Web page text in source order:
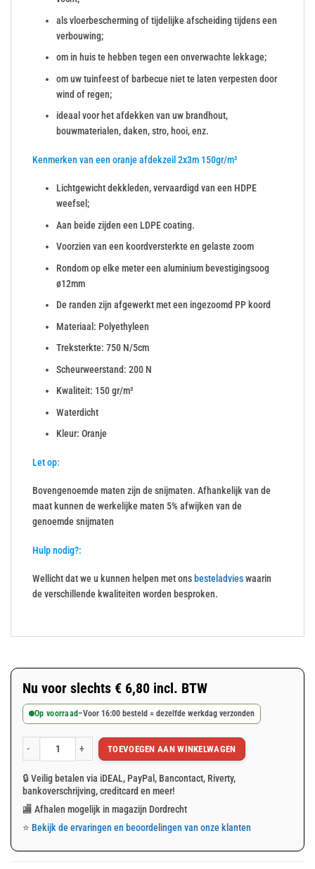
als vloerbescherming of tijdelijke afscheiding tijdens een
verbouwing;
om in huis te hebben tegen een onverwachte lekkage;
om uw tuinfeest of barbecue niet te laten verpesten door
wind of regen;
ideaal voor het afdekken van uw brandhout,
bouwmaterialen, daken, stro, hooi, enz.
Kenmerken van een oranje afdekzeil 2x3m 150gr/m²
Lichtgewicht dekkleden, vervaardigd van een HDPE
weefsel;
Aan beide zijden een LDPE coating.
Voorzien van een koordversterkte en gelaste zoom
Rondom op elke meter een aluminium bevestigingsoog
ø12mm
De randen zijn afgewerkt met een ingezoomd PP koord
Materiaal: Polyethyleen
Treksterkte: 750 N/5cm
Scheurweerstand: 200 N
Kwaliteit: 150 gr/m²
Waterdicht
Kleur: Oranje
Let op:
Bovengenoemde maten zijn de snijmaten. Afhankelijk van de
maat kunnen de werkelijke maten 5% afwijken van de
genoemde snijmaten
Hulp nodig?:
Wellicht dat we u kunnen helpen met ons besteladvieswaarin
de verschillende kwaliteiten worden besproken.
Nu voor slechts € 6,80 incl. BTW
Op voorraad –Voor 16:00 besteld = dezelfde werkdag verzonden
Oranje afdekzeil 2x3m 150gr/m² aantalTOEVOEGEN AAN WINKELWAGEN
🔒 Veilig betalen via iDEAL, PayPal, Bancontact, Riverty,
bankoverschrijving, creditcard en meer!
🏬 Afhalen mogelijk in magazijn Dordrecht
⭐ Bekijk de ervaringen en beoordelingen van onze klanten